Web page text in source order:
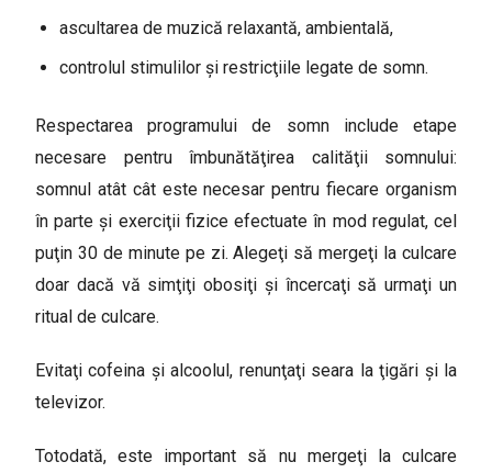
ascultarea de muzică relaxantă, ambientală,
controlul stimulilor şi restricţiile legate de somn.
Respectarea programului de somn include etape
necesare pentru îmbunătăţirea calităţii somnului:
somnul atât cât este necesar pentru fiecare organism
în parte şi exerciţii fizice efectuate în mod regulat, cel
puţin 30 de minute pe zi. Alegeţi să mergeţi la culcare
doar dacă vă simţiţi obosiţi şi încercaţi să urmaţi un
ritual de culcare.
Evitaţi cofeina şi alcoolul, renunţaţi seara la ţigări şi la
televizor.
Totodată, este important să nu mergeţi la culcare